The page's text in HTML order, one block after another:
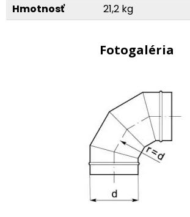
Hmotnosť
21,2 kg
Fotogaléria